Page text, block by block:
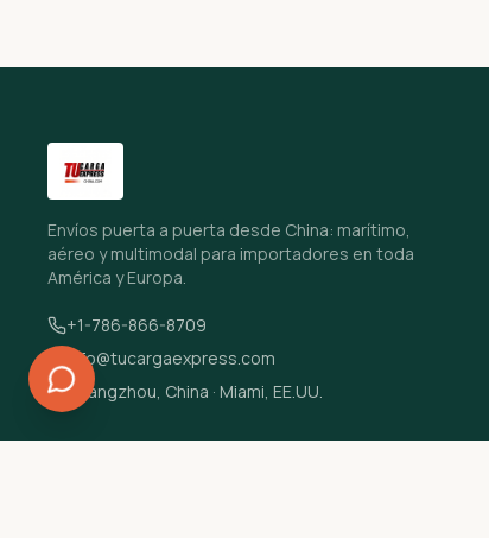
Envíos puerta a puerta desde China: marítimo,
aéreo y multimodal para importadores en toda
América y Europa.
+1-786-866-8709
info@tucargaexpress.com
Guangzhou, China · Miami, EE.UU.